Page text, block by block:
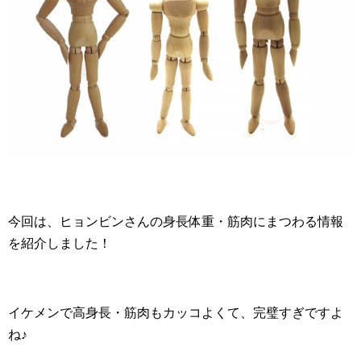
今回は、ヒョンビンさんの身長体重・筋肉にまつわる情報
を紹介しました！
イケメンで高身長・筋肉もカッコよくて、完璧すぎですよ
ね♪